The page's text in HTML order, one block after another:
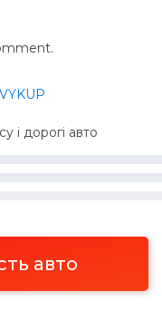
і дорогі авто
авто